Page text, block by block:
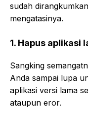
sudah
mengatasinya.
1. Hapus aplikasi
Sangking
Anda sampai lupa
aplikasi versi lama
ataupun eror.